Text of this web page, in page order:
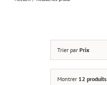
Trier par Prix
Montrer 12 produits